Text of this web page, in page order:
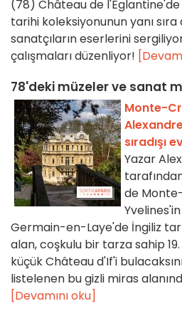
(78) Château de
tarihi koleksiyonunun yanı
sanatçıların eserlerini
çalışmaları düzenliyor!
78'deki müzeler ve sanat
Monte-
sıradışı
Yazar
de
Germain-en-Laye'de İngiliz
alan, coşkulu bir tarza sahip
küçük Château d'If'i
listelenen bu gizli miras
[Devamını oku]